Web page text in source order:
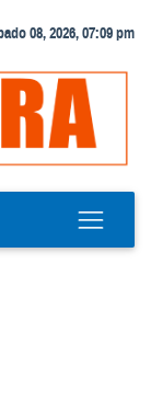
08, 2026, 07:09 pm